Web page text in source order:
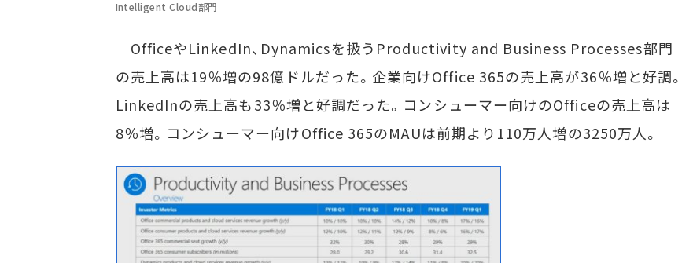
Intelligent Cloud部門
OfficeやLinkedIn、Dynamicsを扱うProductivity and Business Processes部門
の売上高は19％増の98億ドルだった。企業向けOffice 365の売上高が36％増と好調。
LinkedInの売上高も33％増と好調だった。コンシューマー向けのOfficeの売上高は
8％増。コンシューマー向けOffice 365のMAUは前期より110万人増の3250万人。